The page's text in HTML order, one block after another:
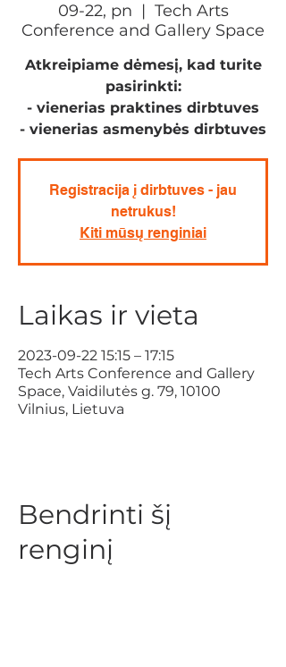
09-22, pn
  |
Tech Arts
Conference and Gallery Space
Atkreipiame dėmesį, kad turite
pasirinkti:
- vienerias praktines dirbtuves
- vienerias asmenybės dirbtuves
Registracija į dirbtuves - jau
netrukus!
Kiti mūsų renginiai
Laikas ir vieta
2023-09-22 15:15 – 17:15
Tech Arts Conference and Gallery
Space, Vaidilutės g. 79, 10100
Vilnius, Lietuva
Bendrinti šį
renginį